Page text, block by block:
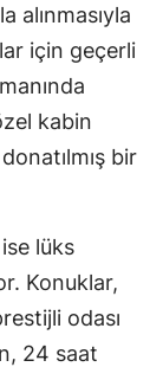
Kocaeli
Konya
Kütahya
Mardin
alınmasıyla
için geçerli
kabin
bir
lüks
Konuklar,
odası
24 saat